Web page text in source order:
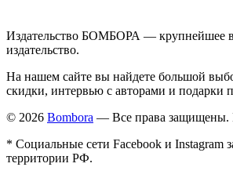
Издательство БОМБОРА — крупнейшее
издательство.
На нашем сайте вы найдете большой
скидки, интервью с авторами и подарки
© 2026 Bombora — Все права защищены.
* Социальные сети Facebook и Instagram
территории РФ.